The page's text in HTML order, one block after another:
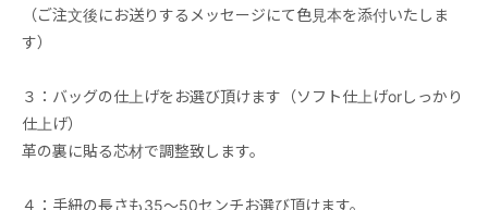
（ご注文後にお送りするメッセージにて色見本を添付いたしま
す）
３：バッグの仕上げをお選び頂けます（ソフト仕上げorしっかり
仕上げ）
革の裏に貼る芯材で調整致します。
４：手紐の長さも35～50センチお選び頂けます。